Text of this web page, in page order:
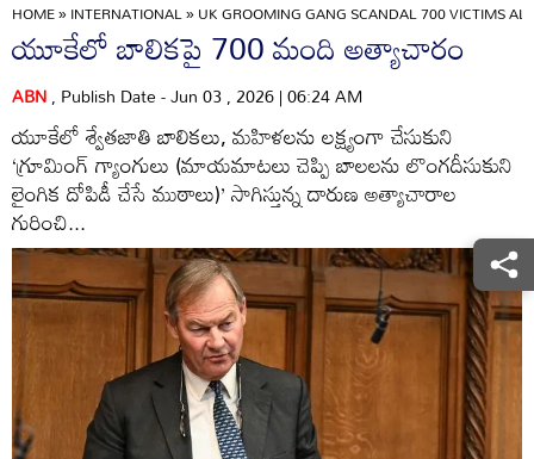
HOME»INTERNATIONAL»UK GROOMING GANG SCANDAL 700 VICTIMS
యూకేలో బాలికపై 700 మంది అత్యాచారం
ABN, Publish Date - Jun 03 , 2026 | 06:24 AM
యూకేలో శ్వేతజాతి బాలికలు, మహిళలను లక్ష్యంగా చేసుకుని
‘గ్రూమింగ్‌ గ్యాంగులు (మాయమాటలు చెప్పి బాలలను లొంగదీసుకుని
లైంగిక దోపిడీ చేసే ముఠాలు)’ సాగిస్తున్న దారుణ అత్యాచారాల
గురించి...